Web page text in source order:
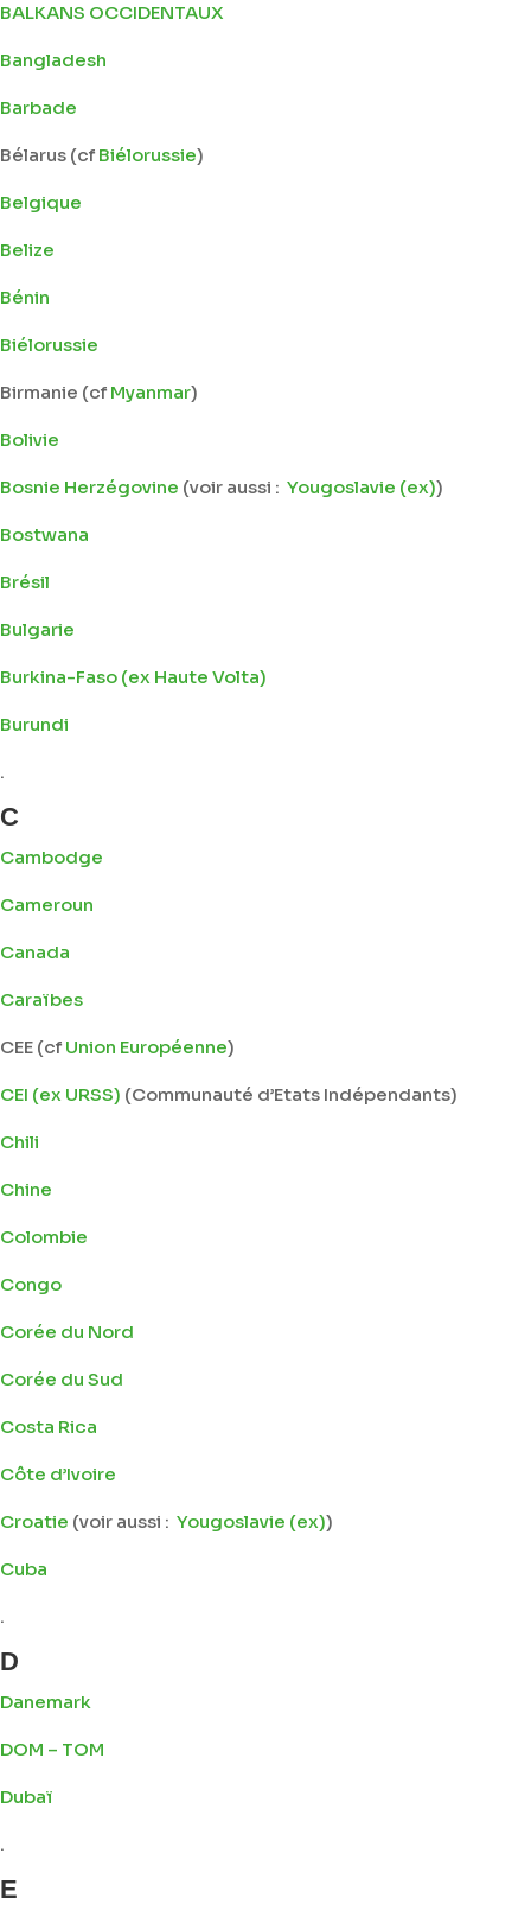
BALKANS OCCIDENTAUX
Bangladesh
Barbade
Bélarus (cf Biélorussie)
Belgique
Belize
Bénin
Biélorussie
Birmanie (cf Myanmar)
Bolivie
Bosnie Herzégovine (voir aussi : Yougoslavie (ex))
Bostwana
Brésil
Bulgarie
Burkina-Faso (ex Haute Volta)
Burundi
.
C
Cambodge
Cameroun
Canada
Caraïbes
CEE (cf Union Européenne)
CEI (ex URSS) (Communauté d’Etats Indépendants)
Chili
Chine
Colombie
Congo
Corée du Nord
Corée du Sud
Costa Rica
Côte d’Ivoire
Croatie (voir aussi : Yougoslavie (ex))
Cuba
.
D
Danemark
DOM – TOM
Dubaï
.
E